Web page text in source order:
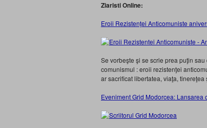
Ziaristi Online:
Eroii Rezistenţei Anticomuniste
Se vorbeşte şi se scrie prea puţin
comunismul : eroii rezistenţei
ar sacrificat libertatea, viaţa,
Eveniment Grid Modorcea: Lansarea